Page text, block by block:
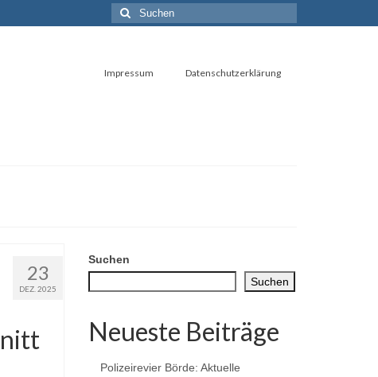
Suchen
nach:
Impressum Datenschutzerklärung
23
DEZ. 2025
Suchen
Suchen
Neueste Beiträge
Polizeirevier Börde: Aktuelle